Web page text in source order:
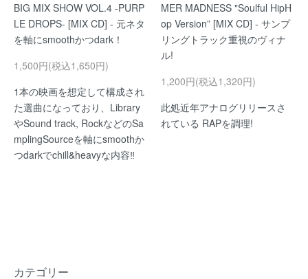
BIG MIX SHOW VOL.4 -PURP
LE DROPS- [MIX CD] - 元ネタ
を軸にsmoothかつdark！
1,500円(税込1,650円)
1本の映画を想定して構成され
た選曲になっており、Library
やSound track, RockなどのSa
mplingSourceを軸にsmoothか
つdarkでchill&heavyな内容‼︎
MER MADNESS "Soulful HipH
op Version” [MIX CD] - サンプ
リングトラック重視のヴィナ
ル!
1,200円(税込1,320円)
此処近年アナログリリースさ
れている RAPを調理!
カテゴリー